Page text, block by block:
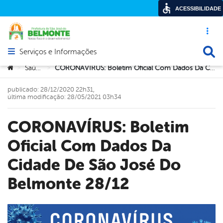
Acesso
Abrir menu principal de navegação
Serviços e Informações
Você está aqui:
> Saúde > CORONAVÍRUS: Boletim Oficial Com Dados Da Cidade De São José Do Belmonte 28/12
CORONAVÍRUS: Boletim
Oficial Com Dados Da
Cidade De São José Do
Belmonte 28/12
publicado: 28/12/2020 22h31,
última modificação: 28/05/2021 03h34
ACESSIBILIDADE